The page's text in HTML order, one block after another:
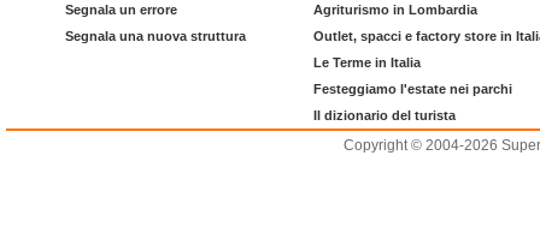
Segnala un errore
Segnala una nuova struttura
Agriturismo in Lombardia
Outlet, spacci e factory store in
Le Terme in Italia
Festeggiamo l'estate nei parchi
Il dizionario del turista
Copyright © 2004-2026